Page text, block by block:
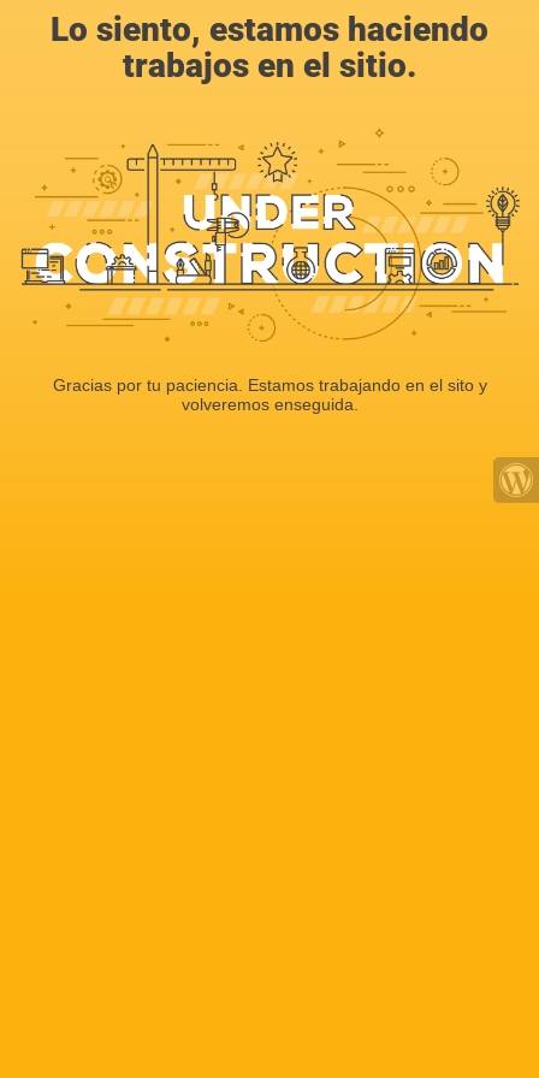
Lo siento, estamos haciendo
trabajos en el sitio.
Gracias por tu paciencia. Estamos trabajando en el sito y
volveremos enseguida.